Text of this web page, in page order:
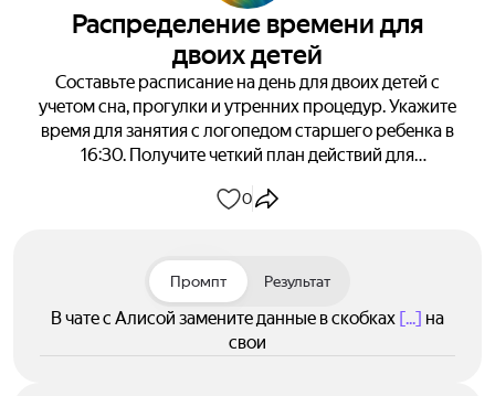
Распределение времени для
двоих детей
Составьте расписание на день для двоих детей с
учетом сна, прогулки и утренних процедур. Укажите
время для занятия с логопедом старшего ребенка в
16:30. Получите четкий план действий для
0
Промпт Результат
В чате с Алисой замените данные в скобках [...] на
свои